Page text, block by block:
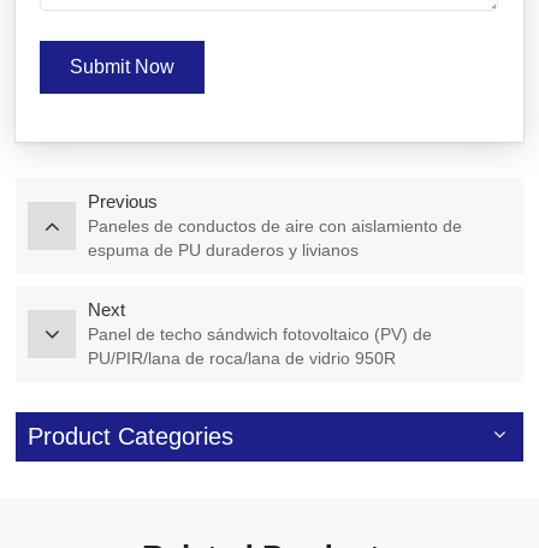
Submit Now
Previous
Paneles de conductos de aire con aislamiento de
espuma de PU duraderos y livianos
Next
Panel de techo sándwich fotovoltaico (PV) de
PU/PIR/lana de roca/lana de vidrio 950R
Product Categories